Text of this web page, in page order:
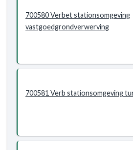
700580 Verbet stationsomgeving
vastgoedgrondverwerving
700581 Verb stationsomgeving